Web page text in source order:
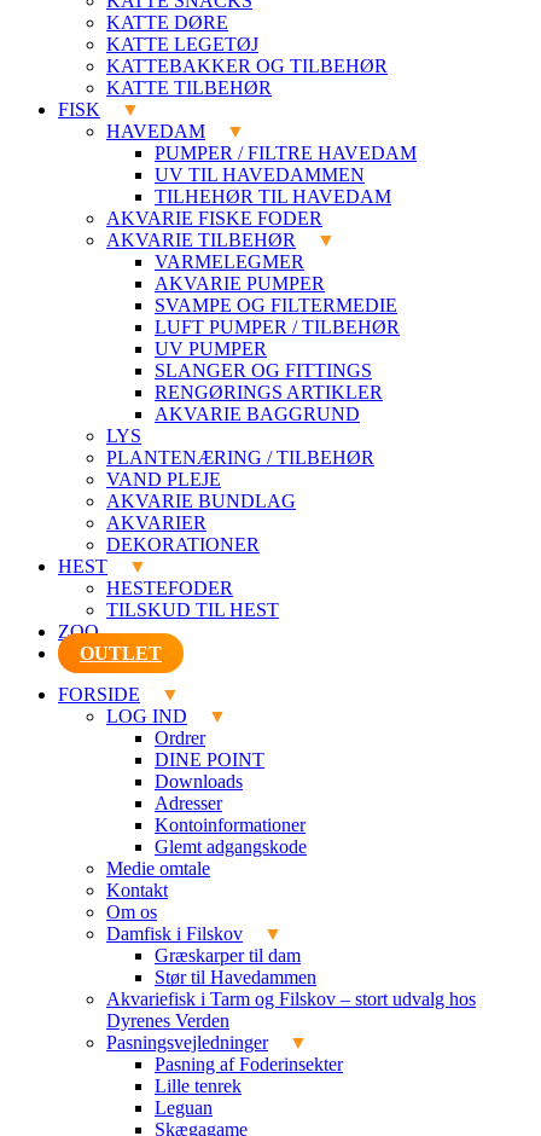
KATTE DØRE
KATTE LEGETØJ
KATTEBAKKER OG TILBEHØR
KATTE TILBEHØR
FISK
HAVEDAM
PUMPER / FILTRE HAVEDAM
UV TIL HAVEDAMMEN
TILHEHØR TIL HAVEDAM
AKVARIE FISKE FODER
AKVARIE TILBEHØR
VARMELEGMER
AKVARIE PUMPER
SVAMPE OG FILTERMEDIE
LUFT PUMPER / TILBEHØR
UV PUMPER
SLANGER OG FITTINGS
RENGØRINGS ARTIKLER
AKVARIE BAGGRUND
LYS
PLANTENÆRING / TILBEHØR
VAND PLEJE
AKVARIE BUNDLAG
AKVARIER
DEKORATIONER
HEST
HESTEFODER
TILSKUD TIL HEST
ZOO
OUTLET
FORSIDE
LOG IND
Ordrer
DINE POINT
Downloads
Adresser
Kontoinformationer
Glemt adgangskode
Medie omtale
Kontakt
Om os
Damfisk i Filskov
Græskarper til dam
Stør til Havedammen
Akvariefisk i Tarm og Filskov – stort udvalg hos
Dyrenes Verden
Pasningsvejledninger
Pasning af Foderinsekter
Lille tenrek
Leguan
Skægagame